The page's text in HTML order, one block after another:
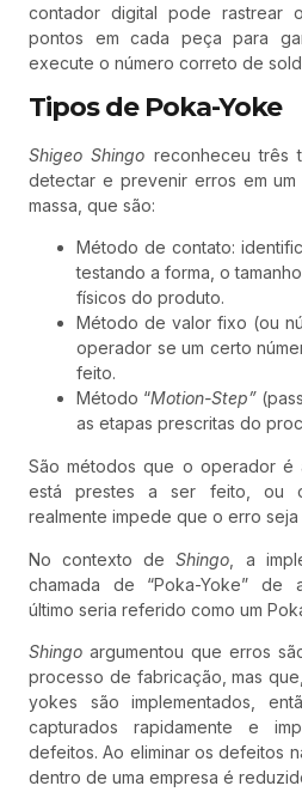
contador digital pode rastrear
pontos em cada peça para
execute o número correto de
Tipos de Poka-Yoke
Shigeo Shingo reconheceu três
detectar e prevenir erros em
massa, que são:
Método de contato:
testando a forma, o
físicos do produto.
Método de valor fixo (ou
operador se um certo
feito.
Método “Motion-Step”
as etapas prescritas do
São métodos que o operador é
está prestes a ser feito, ou o
realmente impede que o erro seja
No contexto deShingo , a
chamada de “Poka-Yoke” de
último seria referido como um
Shingo argumentou que erros
processo de fabricação, mas
yokes são implementados,
capturados rapidamente e
defeitos. Ao eliminar os defeitos
dentro de uma empresa é